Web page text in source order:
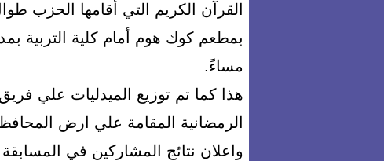
القرآن الكريم التي أقامها الحزب
بمطعم كوك هوم أمام كلية التربية
مساءً.
هذا كما تم توزيع الميدليات علي
الرمضانية المقامة علي ارض
واعلان نتائج المشاركين في